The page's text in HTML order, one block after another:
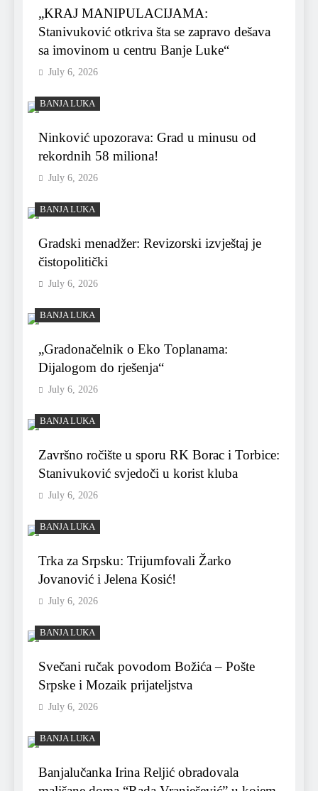
„KRAJ MANIPULACIJAMA:
Stanivuković otkriva šta se zapravo dešava
sa imovinom u centru Banje Luke“
July 6, 2026
BANJA LUKA
Ninković upozorava: Grad u minusu od
rekordnih 58 miliona!
July 6, 2026
BANJA LUKA
Gradski menadžer: Revizorski izvještaj je
čistopolitički
July 6, 2026
BANJA LUKA
„Gradonačelnik o Eko Toplanama:
Dijalogom do rješenja“
July 6, 2026
BANJA LUKA
Završno ročište u sporu RK Borac i Torbice:
Stanivuković svjedoči u korist kluba
July 6, 2026
BANJA LUKA
Trka za Srpsku: Trijumfovali Žarko
Jovanović i Jelena Kosić!
July 6, 2026
BANJA LUKA
Svečani ručak povodom Božića – Pošte
Srpske i Mozaik prijateljstva
July 6, 2026
BANJA LUKA
Banjalučanka Irina Reljić obradovala